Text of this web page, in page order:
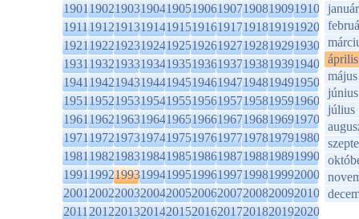
1901190219031904190519061907190819091910
1911191219131914191519161917191819191920
1921192219231924192519261927192819291930
1931193219331934193519361937193819391940
1941194219431944194519461947194819491950
1951195219531954195519561957195819591960
1961196219631964196519661967196819691970
1971197219731974197519761977197819791980
1981198219831984198519861987198819891990
1991199219931994199519961997199819992000
2001200220032004200520062007200820092010
2011201220132014201520162017201820192020
január
április
május
június
július